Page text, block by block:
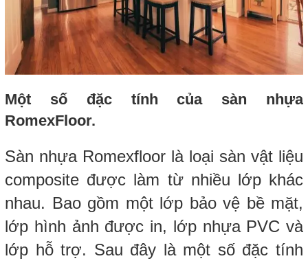
Một số đặc tính của sàn nhựa
RomexFloor.
Sàn nhựa Romexfloor là loại sàn vật liệu
composite được làm từ nhiều lớp khác
nhau. Bao gồm một lớp bảo vệ bề mặt,
lớp hình ảnh được in, lớp nhựa PVC và
lớp hỗ trợ. Sau đây là một số đặc tính